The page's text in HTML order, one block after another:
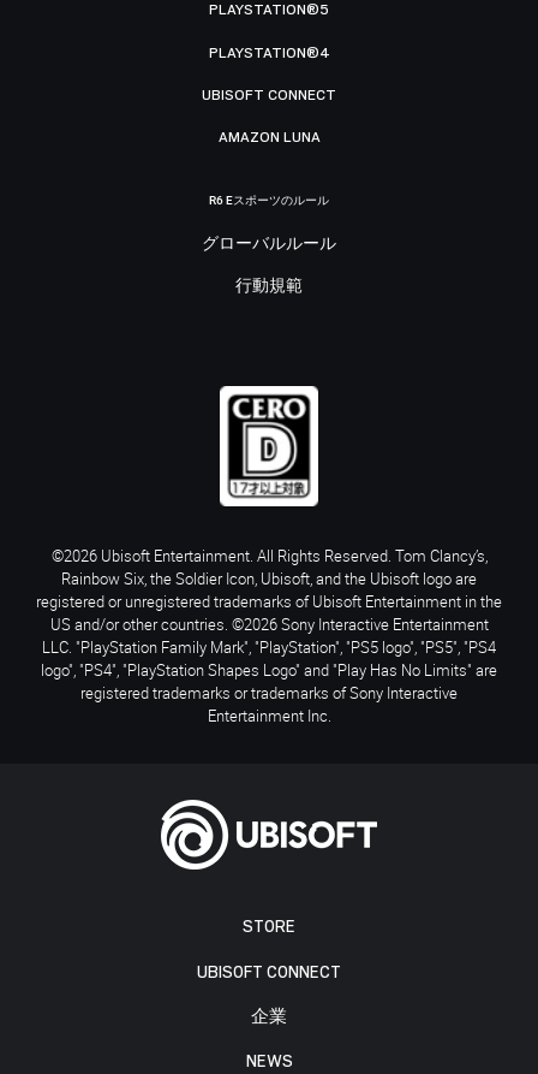
STORE
UBISOFT CONNECT
企業
NEWS
PLAYSTATION®5
PLAYSTATION®4
UBISOFT CONNECT
AMAZON LUNA
R6 Eスポーツのルール
グローバルルール
行動規範
©2026 Ubisoft Entertainment. All Rights Reserved. Tom Clancy’s,
Rainbow Six, the Soldier Icon, Ubisoft, and the Ubisoft logo are
registered or unregistered trademarks of Ubisoft Entertainment in the
US and/or other countries. ©2026 Sony Interactive Entertainment
LLC. "PlayStation Family Mark", "PlayStation", "PS5 logo", "PS5", "PS4
logo", "PS4", "PlayStation Shapes Logo" and "Play Has No Limits" are
registered trademarks or trademarks of Sony Interactive
Entertainment Inc.